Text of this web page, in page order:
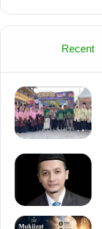
Recent